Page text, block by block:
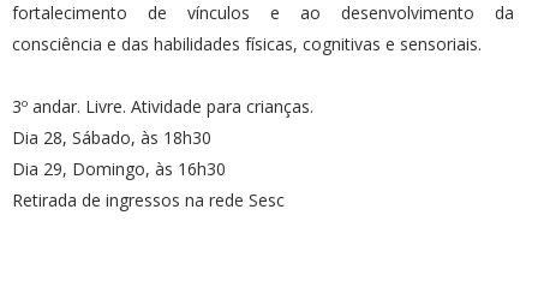
fortalecimento de vínculos e ao desenvolvimento da
consciência e das habilidades físicas, cognitivas e sensoriais.
3º andar. Livre. Atividade para crianças.
Dia 28, Sábado, às 18h30
Dia 29, Domingo, às 16h30
Retirada de ingressos na rede Sesc